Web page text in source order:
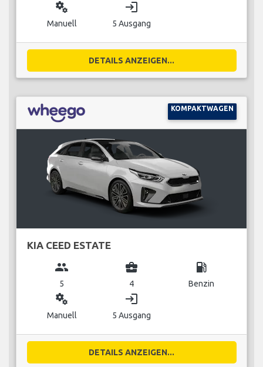
miscellaneous_services
Manuell
login
5 Ausgang
DETAILS ANZEIGEN...
KOMPAKTWAGEN
KIA CEED ESTATE
group
5
business_center
4
local_gas_station
Benzin
miscellaneous_services
Manuell
login
5 Ausgang
DETAILS ANZEIGEN...